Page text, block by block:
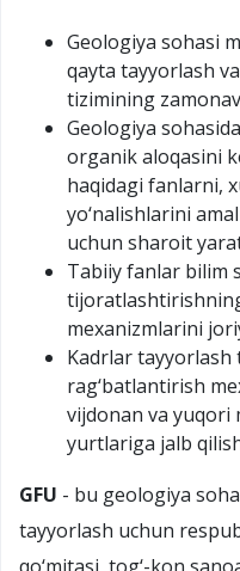
Geologiya sohasi
qayta tayyorlash
tizimining
Geologiya
organik aloqasini
haqidagi fanlarni,
yo‘nalishlarini
uchun sharoit
Tabiiy fanlar bilim
mexanizmlarini
Kadrlar tayyorlash
rag‘batlantirish
vijdonan va yuqori
yurtlariga jalb
GFU - bu geologiya
tayyorlash uchun